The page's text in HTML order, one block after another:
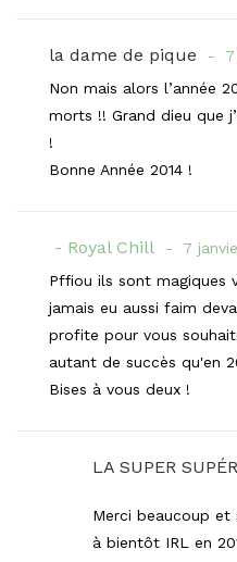
la dame de pique
Non mais alors l’année
morts !! Grand dieu que
!
Bonne Année 2014 !
Royal Chill 7
Pffiou ils sont magiques
jamais eu aussi faim
profite pour vous
autant de succès qu'en
Bises à vous deux !
LA SUPER
Merci beaucoup et
à bientôt IRL en